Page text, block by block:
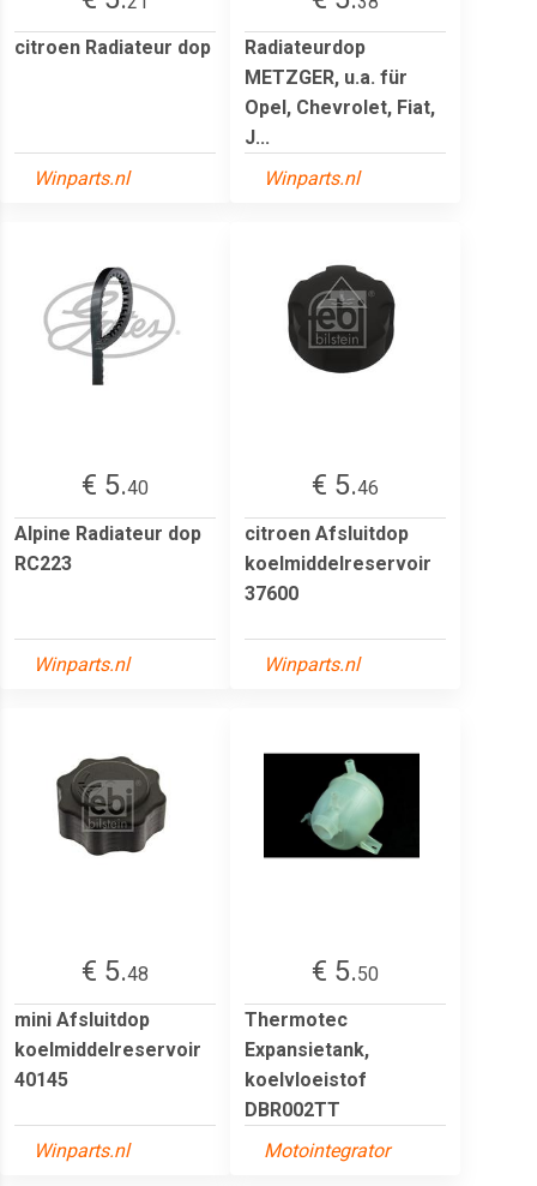
citroen Radiateur dop
Winparts.nl
Radiateurdop
METZGER, u.a. für
Opel, Chevrolet, Fiat,
J...
Winparts.nl
€ 5.40
Alpine Radiateur dop
RC223
Winparts.nl
€ 5.46
citroen Afsluitdop
koelmiddelreservoir
37600
Winparts.nl
€ 5.48
mini Afsluitdop
koelmiddelreservoir
40145
Winparts.nl
€ 5.50
Thermotec
Expansietank,
koelvloeistof
DBR002TT
Motointegrator